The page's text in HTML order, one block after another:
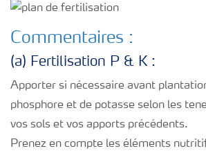
Commentaires :
(a) Fertilisation P & K :
Apporter si nécessaire avant
phosphore et de potasse selon les
vos sols et vos apports précédents.
Prenez en compte les éléments